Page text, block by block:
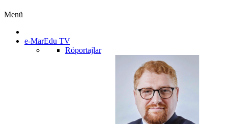
Menü
e-MarEdu TV
Röportajlar